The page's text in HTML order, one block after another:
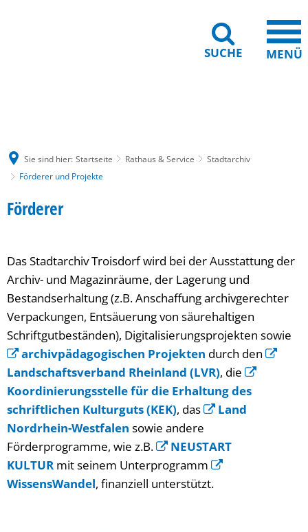
SUCHE MENÜ
Sie sind hier: Startseite Rathaus & Service
Stadtarchiv
Förderer und Projekte
Förderer
Das Stadtarchiv Troisdorf wird bei der Ausstattung der
Archiv- und Magazinräume, der Lagerung und
Bestandserhaltung (z.B. Anschaffung archivgerechter
Verpackungen, Entsäuerung von säurehaltigen
Schriftgutbeständen), Digitalisierungsprojekten sowie
archivpädagogischen Projekten durch den
Landschaftsverband Rheinland (LVR), die
Koordinierungsstelle für die Erhaltung des
schriftlichen Kulturguts (KEK), das
Land
Nordrhein-Westfalen sowie andere
Förderprogramme, wie z.B.
NEUSTART
KULTUR mit seinem Unterprogramm
WissensWandel, finanziell unterstützt.